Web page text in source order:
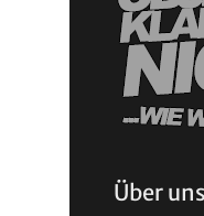
Über uns